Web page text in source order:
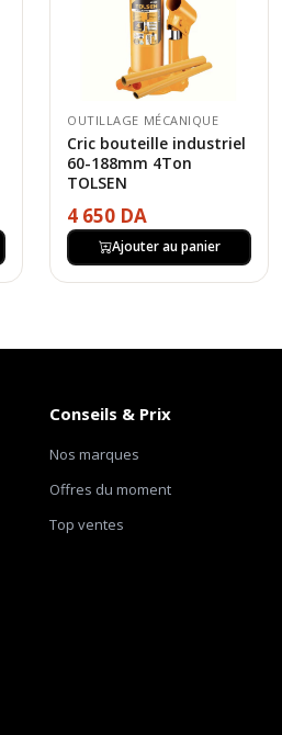
OUTILLAGE MÉCANIQUE
Cric bouteille industriel
60-188mm 4Ton
TOLSEN
4 650 DA
Ajouter au panier
Conseils & Prix
Nos marques
Offres du moment
Top ventes